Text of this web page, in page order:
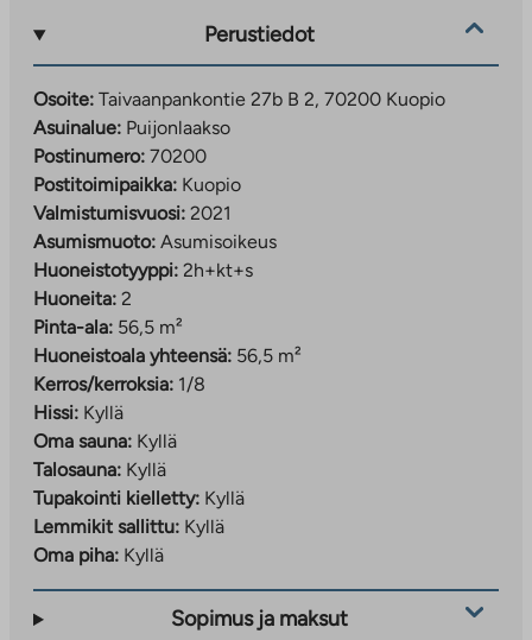
Perustiedot
Osoite: Taivaanpankontie 27b B 2, 70200 Kuopio
Asuinalue: Puijonlaakso
Postinumero: 70200
Postitoimipaikka: Kuopio
Valmistumisvuosi: 2021
Asumismuoto: Asumisoikeus
Huoneistotyyppi: 2h+kt+s
Huoneita: 2
Pinta-ala: 56,5 m²
Huoneistoala yhteensä: 56,5 m²
Kerros/kerroksia: 1/8
Hissi: Kyllä
Oma sauna: Kyllä
Talosauna: Kyllä
Tupakointi kielletty: Kyllä
Lemmikit sallittu: Kyllä
Oma piha: Kyllä
Sopimus ja maksut